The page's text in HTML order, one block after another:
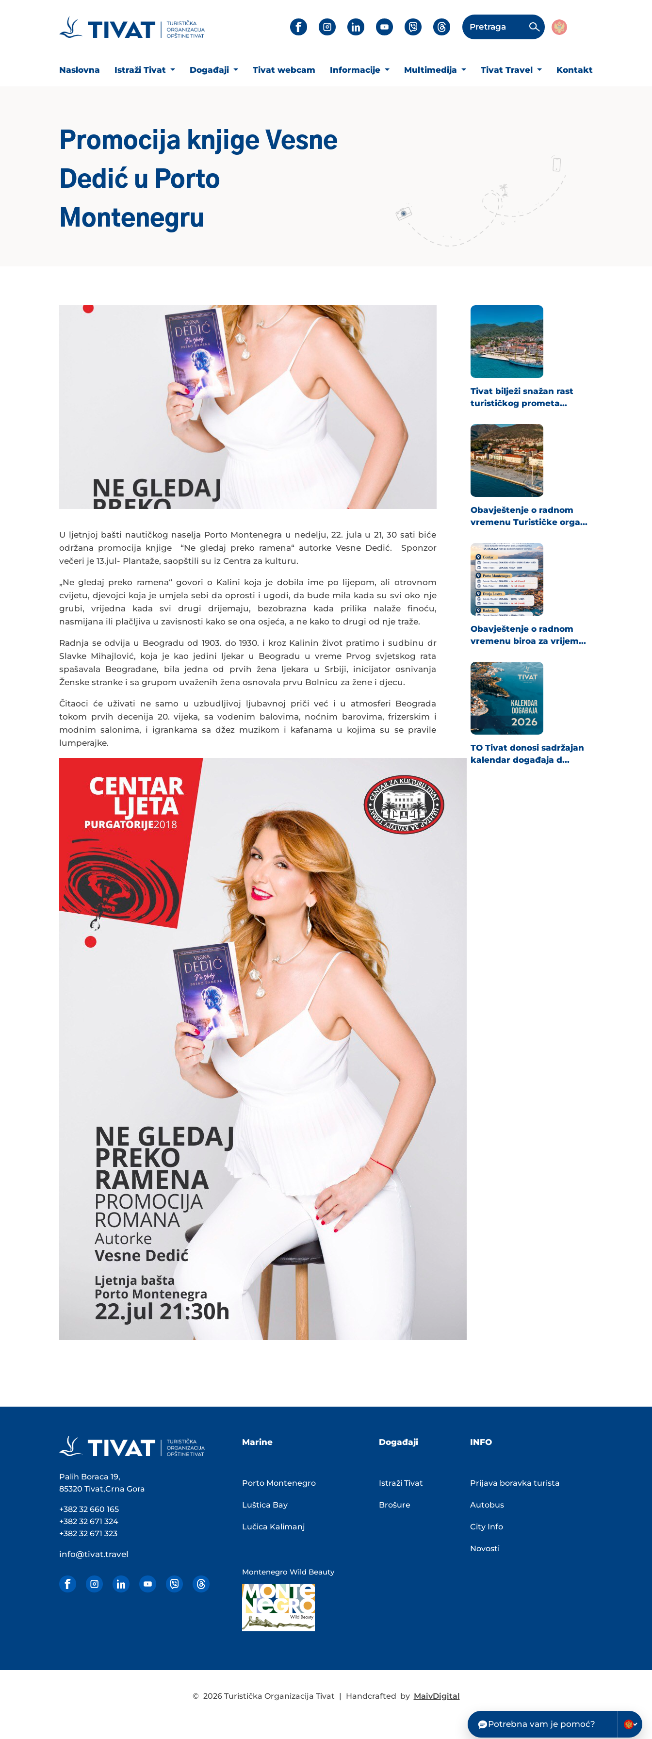
Pretraga
Naslovna Istraži Tivat Događaji Tivat webcam Informacije Multimedija Tivat Travel Kontakt
Promocija knjige Vesne
Dedić u Porto
Montenegru
U ljetnjoj bašti nautičkog naselja Porto Montenegra u nedelju, 22. jula u 21, 30 sati biće
održana promocija knjige “Ne gledaj preko ramena“ autorke Vesne Dedić. Sponzor
večeri je 13.jul- Plantaže, saopštili su iz Centra za kulturu.
„Ne gledaj preko ramena“ govori o Kalini koja je dobila ime po lijepom, ali otrovnom
cvijetu, djevojci koja je umjela sebi da oprosti i ugodi, da bude mila kada su svi oko nje
grubi, vrijedna kada svi drugi drijemaju, bezobrazna kada prilika nalaže finoću,
nasmijana ili plačljiva u zavisnosti kako se ona osjeća, a ne kako to drugi od nje traže.
Radnja se odvija u Beogradu od 1903. do 1930. i kroz Kalinin život pratimo i sudbinu dr
Slavke Mihajlović, koja je kao jedini ljekar u Beogradu u vreme Prvog svjetskog rata
spašavala Beograđane, bila jedna od prvih žena ljekara u Srbiji, inicijator osnivanja
Ženske stranke i sa grupom uvaženih žena osnovala prvu Bolnicu za žene i djecu.
Čitaoci će uživati ne samo u uzbudljivoj ljubavnoj priči već i u atmosferi Beograda
tokom prvih decenija 20. vijeka, sa vodenim balovima, noćnim barovima, frizerskim i
modnim salonima, i igrankama sa džez muzikom i kafanama u kojima su se pravile
lumperajke.
Tivat bilježi snažan rast
turističkog prometa...
Obavještenje o radnom
vremenu Turističke orga...
Obavještenje o radnom
vremenu biroa za vrijem...
TO Tivat donosi sadržajan
kalendar događaja d...
Palih Boraca 19,
85320 Tivat,Crna Gora
+382 32 660 165
+382 32 671 324
+382 32 671 323
info@tivat.travel
Marine
Porto Montenegro
Luštica Bay
Lučica Kalimanj
Montenegro Wild Beauty
Događaji
Istraži Tivat
Brošure
INFO
Prijava boravka turista
Autobus
City Info
Novosti
© 2026 Turistička Organizacija Tivat Handcrafted by MaivDigital
Potrebna vam je pomoć?